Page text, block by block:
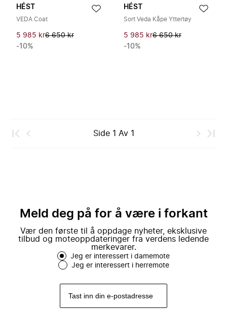
HÉST
VEDA Coat
5 985 kr6 650 kr
-10%
HÉST
Sort Veda Kåpe Yttertøy
5 985 kr6 650 kr
-10%
Side 1 Av 1
Meld deg på for å være i forkant
Vær den første til å oppdage nyheter, eksklusive
tilbud og moteoppdateringer fra verdens ledende
merkevarer.
Jeg er interessert i damemote
Jeg er interessert i herremote